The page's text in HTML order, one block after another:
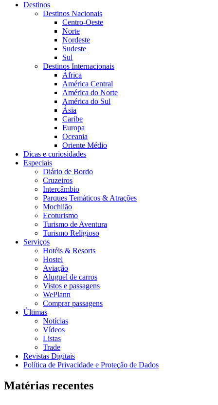
Destinos
Destinos Nacionais
Centro-Oeste
Norte
Nordeste
Sudeste
Sul
Destinos Internacionais
África
América Central
América do Norte
América do Sul
Ásia
Caribe
Europa
Oceania
Oriente Médio
Dicas e curiosidades
Especiais
Diário de Bordo
Cruzeiros
Intercâmbio
Parques Temáticos & Atrações
Mochilão
Ecoturismo
Turismo de Aventura
Turismo Religioso
Serviços
Hotéis & Resorts
Hostel
Aviação
Aluguel de carros
Vistos e passagens
WePlann
Comprar passagens
Últimas
Notícias
Vídeos
Listas
Trade
Revistas Digitais
Política de Privacidade e Proteção de Dados
Matérias recentes